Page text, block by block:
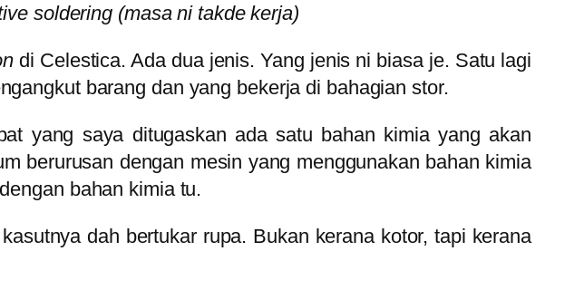
soldering (masa ni takde kerja)
di Celestica. Ada dua jenis. Yang jenis ni biasa je. Satu lagi
barang dan yang bekerja di bahagian stor.
yang saya ditugaskan ada satu bahan kimia yang akan
berurusan dengan mesin yang menggunakan bahan kimia
bahan kimia tu.
dah bertukar rupa. Bukan kerana kotor, tapi kerana